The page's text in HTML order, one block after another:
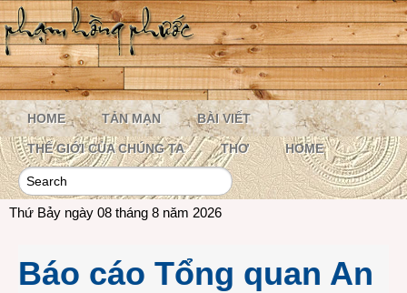
HOME TẢN MẠN BÀI VIẾT
THẾ GIỚI CỦA CHÚNG TA THƠ HOME
Thứ Bảy ngày 08 tháng 8 năm 2026
Báo cáo Tổng quan An